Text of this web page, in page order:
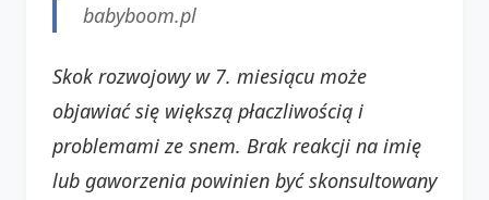
babyboom.pl
Skok rozwojowy w 7. miesiącu może
objawiać się większą płaczliwością i
problemami ze snem. Brak reakcji na imię
lub gaworzenia powinien być skonsultowany